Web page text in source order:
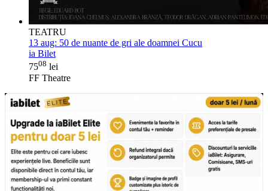
TEATRU
13 aug: 50 de nuante de gri ale doamnei Cucu
ia Bilet
7508 lei
FF Theatre